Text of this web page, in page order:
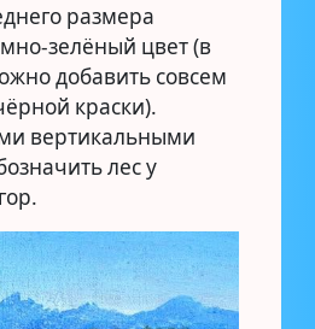
размера
зелёный цвет (в
добавить совсем
краски).
вертикальными
лес у